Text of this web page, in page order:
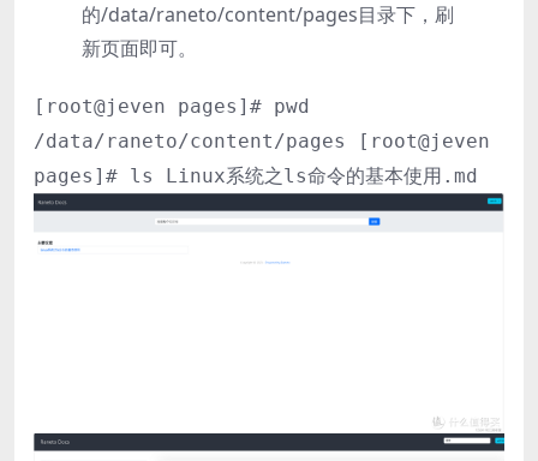
的/data/raneto/content/pages目录下，刷
新页面即可。
[root@jeven pages]# pwd
/data/raneto/content/pages [root@jeven
pages]# ls Linux系统之ls命令的基本使用.md